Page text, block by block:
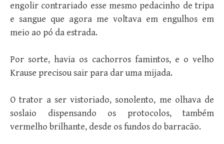
engolir contrariado esse mesmo pedacinho de tripa
e sangue que agora me voltava em engulhos em
meio ao pó da estrada.
Por sorte, havia os cachorros famintos, e o velho
Krause precisou sair para dar uma mijada.
O trator a ser vistoriado, sonolento, me olhava de
soslaio dispensando os protocolos, também
vermelho brilhante, desde os fundos do barracão.